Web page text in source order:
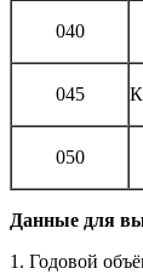
040
045
050
Данные для
1. Годовой